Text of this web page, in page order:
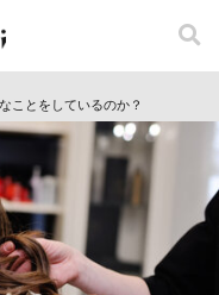
ことをしているのか？